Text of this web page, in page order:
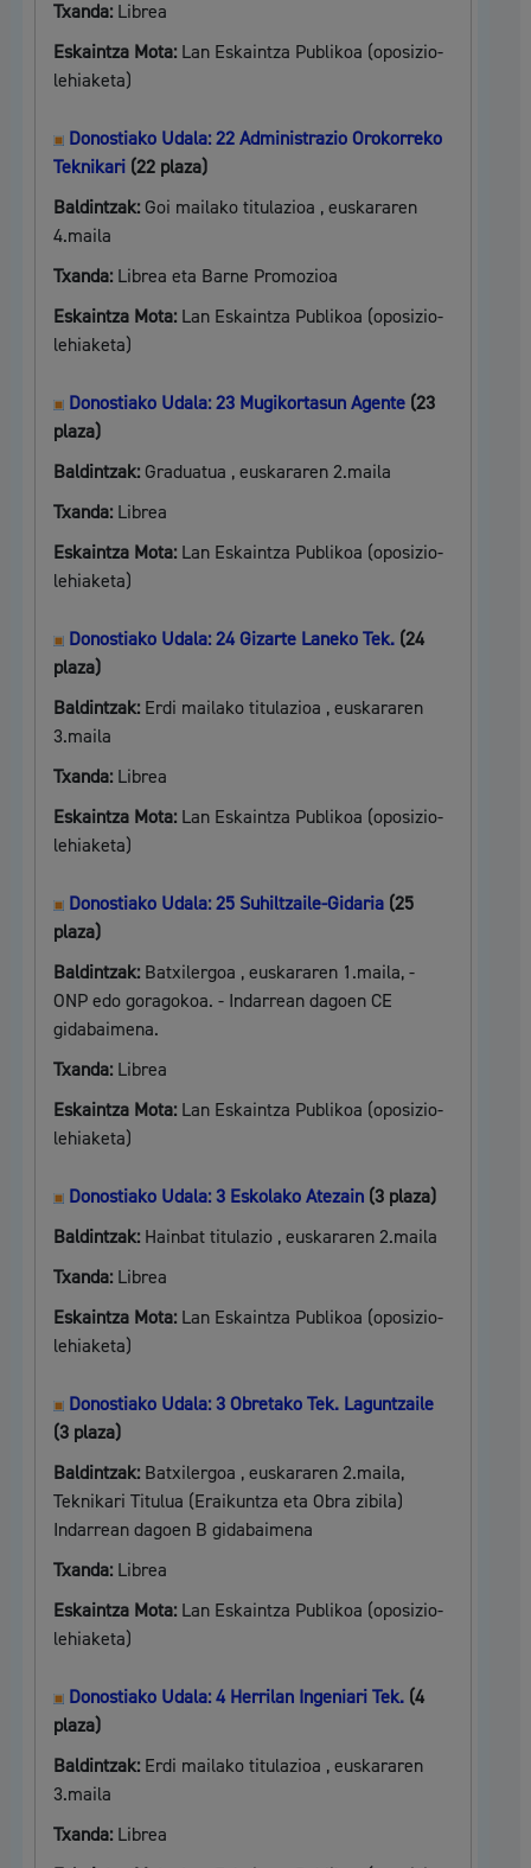
Txanda: Librea
Eskaintza Mota: Lan Eskaintza Publikoa (oposizio-
lehiaketa)
Donostiako Udala: 22 Administrazio Orokorreko
Teknikari(22 plaza)
Baldintzak: Goi mailako titulazioa , euskararen
4.maila
Txanda: Librea eta Barne Promozioa
Eskaintza Mota: Lan Eskaintza Publikoa (oposizio-
lehiaketa)
Donostiako Udala: 23 Mugikortasun Agente(23
plaza)
Baldintzak: Graduatua , euskararen 2.maila
Txanda: Librea
Eskaintza Mota: Lan Eskaintza Publikoa (oposizio-
lehiaketa)
Donostiako Udala: 24 Gizarte Laneko Tek.(24
plaza)
Baldintzak: Erdi mailako titulazioa , euskararen
3.maila
Txanda: Librea
Eskaintza Mota: Lan Eskaintza Publikoa (oposizio-
lehiaketa)
Donostiako Udala: 25 Suhiltzaile-Gidaria(25
plaza)
Baldintzak: Batxilergoa , euskararen 1.maila, -
ONP edo goragokoa. - Indarrean dagoen CE
gidabaimena.
Txanda: Librea
Eskaintza Mota: Lan Eskaintza Publikoa (oposizio-
lehiaketa)
Donostiako Udala: 3 Eskolako Atezain(3 plaza)
Baldintzak: Hainbat titulazio , euskararen 2.maila
Txanda: Librea
Eskaintza Mota: Lan Eskaintza Publikoa (oposizio-
lehiaketa)
Donostiako Udala: 3 Obretako Tek. Laguntzaile
(3 plaza)
Baldintzak: Batxilergoa , euskararen 2.maila,
Teknikari Titulua (Eraikuntza eta Obra zibila)
Indarrean dagoen B gidabaimena
Txanda: Librea
Eskaintza Mota: Lan Eskaintza Publikoa (oposizio-
lehiaketa)
Donostiako Udala: 4 Herrilan Ingeniari Tek.(4
plaza)
Baldintzak: Erdi mailako titulazioa , euskararen
3.maila
Txanda: Librea